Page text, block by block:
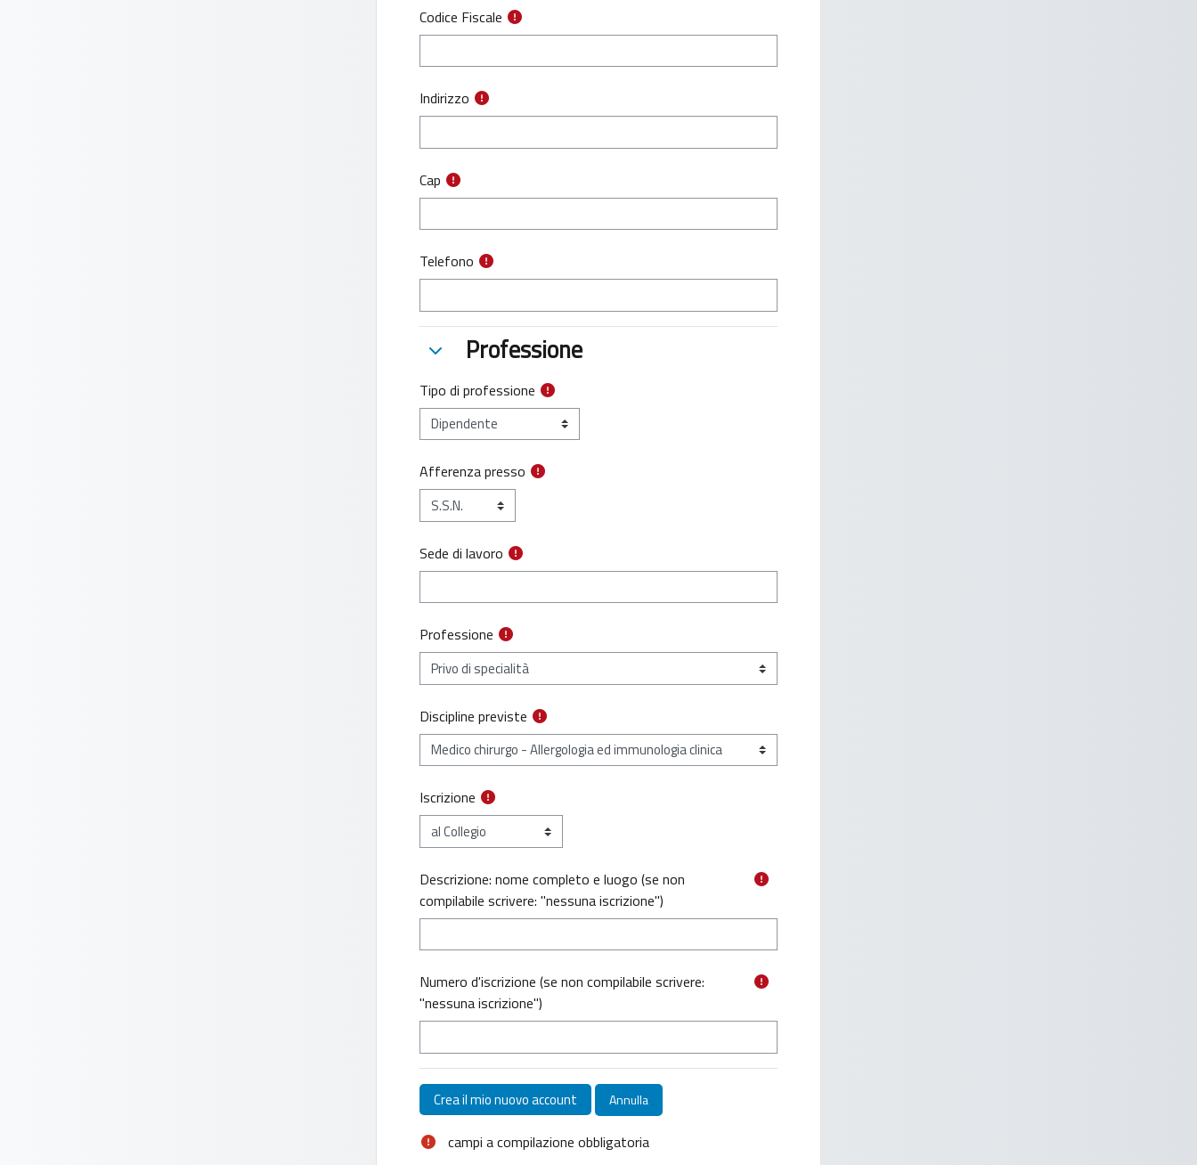
Codice Fiscale
Indirizzo
Cap
Telefono
Professione
ProfessioneProfessione
Tipo di professione
Afferenza presso
Sede di lavoro
Professione
Discipline previste
Iscrizione
Descrizione: nome completo e luogo (se non
compilabile scrivere: "nessuna iscrizione")
Numero d'iscrizione (se non compilabile scrivere:
"nessuna iscrizione")
campi a compilazione obbligatoria